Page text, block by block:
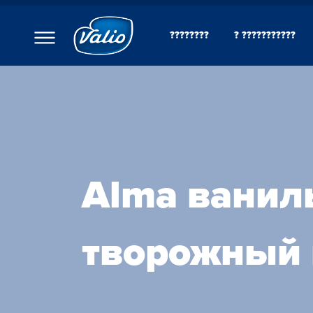
???????? ? ???????????
????????
????????
???????? ??????
??????? ????????
???????? ?????????
?
Alma
творожный